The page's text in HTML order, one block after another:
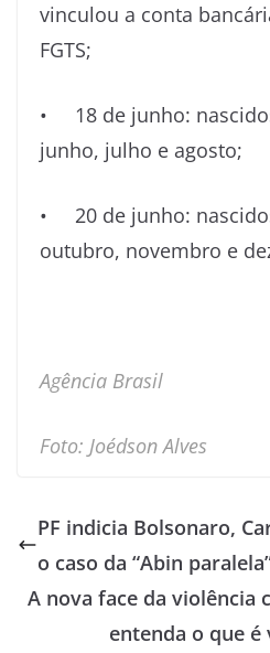
vinculou a conta
FGTS;
• 18 de junho:
junho, julho e agosto;
• 20 de junho:
outubro, novembro e
Agência Brasil
Foto: Joédson Alves
PF indicia Bolsonaro,
o caso da “Abin
A nova face da violência
entenda o que